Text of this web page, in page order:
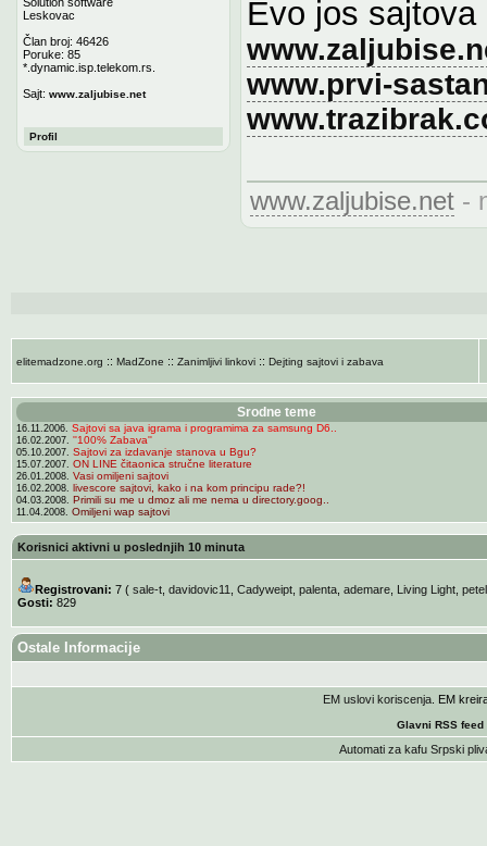
Leskovac
Član broj: 46426
Poruke: 85
*.dynamic.isp.telekom.rs.
Sajt: www.zaljubise.net
Profil
Evo jos
www.prvi-
www.zaljubise.net -
elitemadzone.org :: MadZone :: Zanimljivi linkovi :: Dejting sajtovi i zabava
Srodne teme
16.11.2006. Sajtovi sa java igrama i programima za samsung D6..
16.02.2007. ''100% Zabava''
05.10.2007. Sajtovi za izdavanje stanova u Bgu?
15.07.2007. ON LINE čitaonica stručne literature
26.01.2008. Vasi omiljeni sajtovi
16.02.2008. livescore sajtovi, kako i na kom principu rade?!
04.03.2008. Primili su me u dmoz ali me nema u directory.goog..
11.04.2008. Omiljeni wap sajtovi
Korisnici aktivni u poslednjih 10 minuta
Registrovani: 7 ( sale-t, davidovic11 Cadyweipt, palenta, ademare, Living Light,
Gosti: 829
Ostale Informacije
EM uslovi koriscenja . EM
Glavni RSS feed
Automati za kafu Srpski